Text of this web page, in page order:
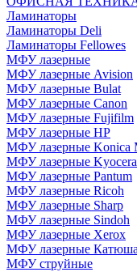
Ламинаторы
Ламинаторы Deli
Ламинаторы Fellowes
МФУ лазерные
МФУ лазерные Avision
МФУ лазерные Bulat
МФУ лазерные Canon
МФУ лазерные Fujifilm
МФУ лазерные HP
МФУ лазерные Konica
МФУ лазерные Kyocera
МФУ лазерные Pantum
МФУ лазерные Ricoh
МФУ лазерные Sharp
МФУ лазерные Sindoh
МФУ лазерные Xerox
МФУ лазерные Катюша
МФУ струйные